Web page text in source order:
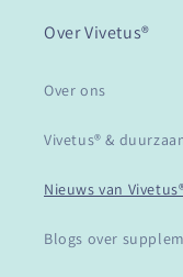
Over Vivetus®
Over ons
Vivetus® &
Nieuws van
Blogs over